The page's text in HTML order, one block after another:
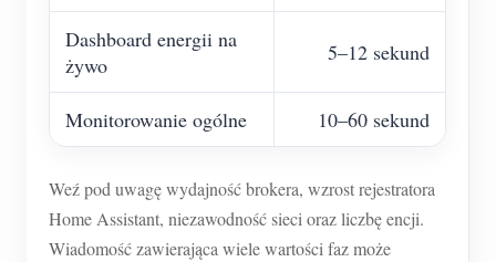
Dashboard energii na
żywo
5–12 sekund
Monitorowanie ogólne 10–60 sekund
Weź pod uwagę wydajność brokera, wzrost rejestratora
Home Assistant, niezawodność sieci oraz liczbę encji.
Wiadomość zawierająca wiele wartości faz może